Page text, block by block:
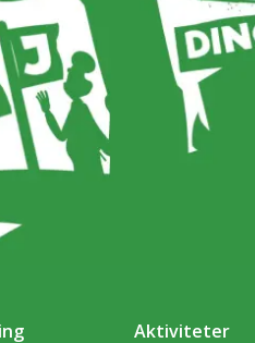
Aktiviteter